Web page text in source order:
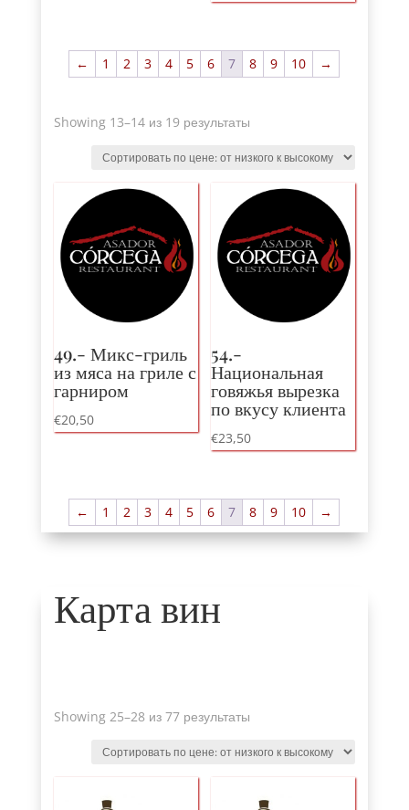
← 1 2 3 4 5 6 7 8 9 10 →
Showing 13–14 из 19 результатыSorted
price:
высокому
49.- Микс-гриль
из мяса на гриле с
гарниром
€20,50
54.-
Национальная
говяжья вырезка
по вкусу клиента
€23,50
← 1 2 3 4 5 6 7 8 9 10 →
Карта вин
Showing 25–28 из 77 результатыSorted
price:
низкого